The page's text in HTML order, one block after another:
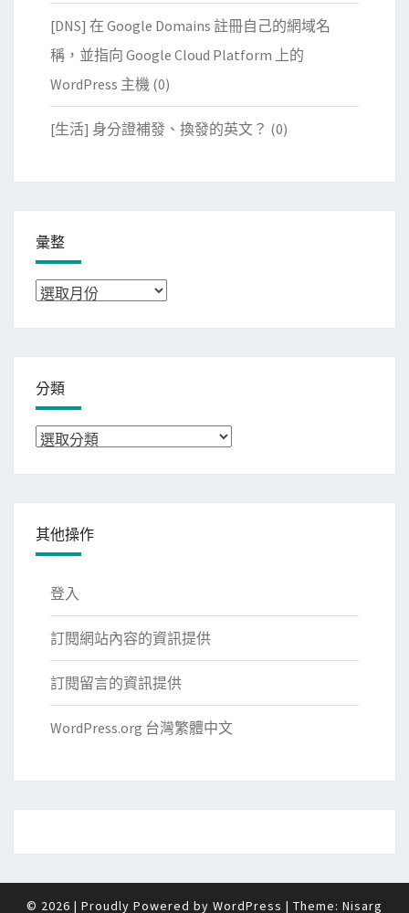
[DNS] 在 Google Domains 註冊自己的網域名
稱，並指向 Google Cloud Platform 上的
WordPress 主機 (0)
[生活] 身分證補發、換發的英文？ (0)
彙整
彙
分類
分
其他操作
登入
訂閱網站內容的資訊提供
訂閱留言的資訊提供
WordPress.org 台灣繁體中文
© 2026 | Proudly Powered by WordPress | Theme: Nisarg